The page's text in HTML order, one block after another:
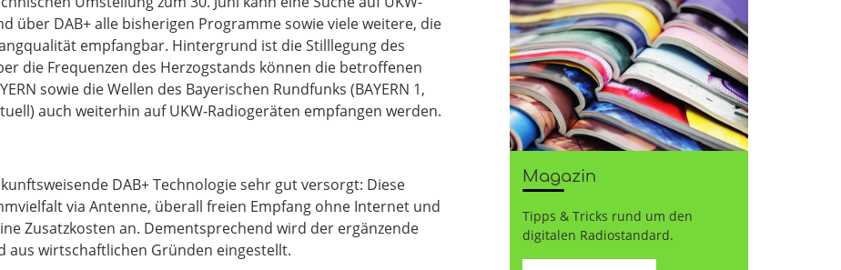
über DAB+ alle bisherigen Programme sowie viele weitere, die
empfangbar. Hintergrund ist die Stilllegung des
die Frequenzen des Herzogstands können die betroffenen
sowie die Wellen des Bayerischen Rundfunks (BAYERN 1,
auch weiterhin auf UKW-Radiogeräten empfangen werden.
DAB+ Technologie sehr gut versorgt: Diese
via Antenne, überall freien Empfang ohne Internet und
Zusatzkosten an. Dementsprechend wird der ergänzende
aus wirtschaftlichen Gründen eingestellt.
Magazin
Tipps & Tricks rund um den
digitalen Radiostandard.